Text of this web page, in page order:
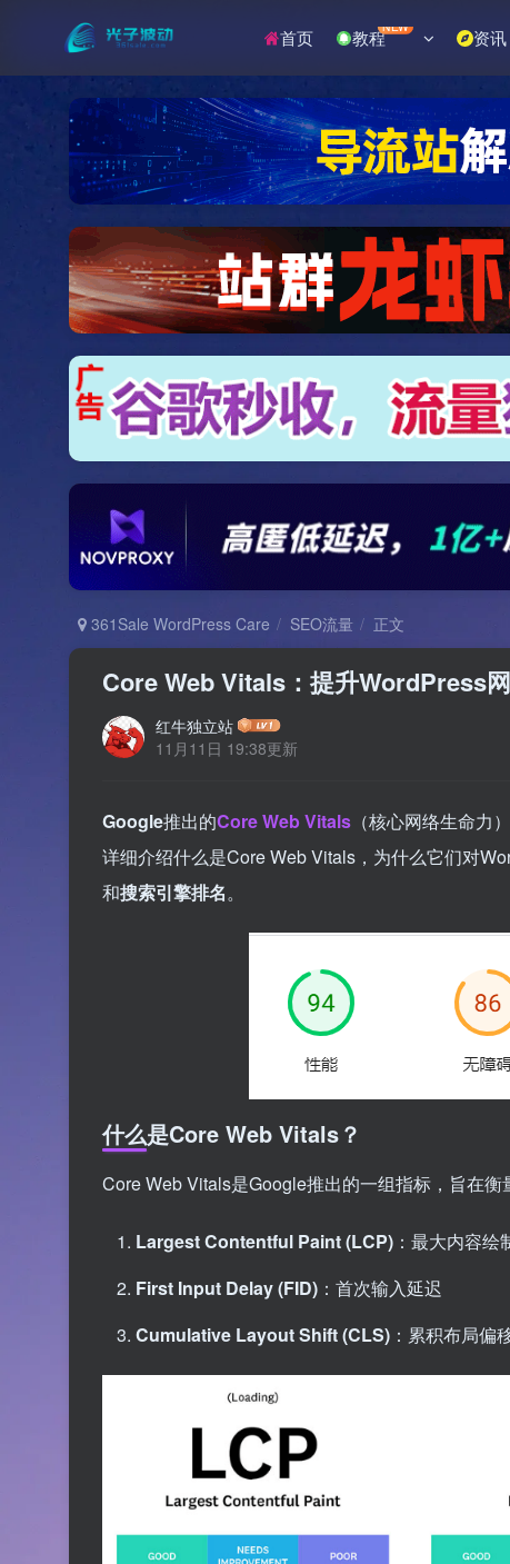
首页 教程NEW 资讯
361Sale WordPress Care SEO流量 正文
Core Web Vitals：提升WordPress
红牛独立站
11月11日 19:38更新
Google推出的Core Web Vitals （核心网络生命力
详细介绍什么是Core Web Vitals，为什么它们对
和搜索引擎排名。
什么是Core Web Vitals？
Core Web Vitals是Google推出的一组指标，旨在
Largest Contentful Paint (LCP) ：最大内容绘
First Input Delay (FID) ：首次输入延迟
Cumulative Layout Shift (CLS) ：累积布局偏